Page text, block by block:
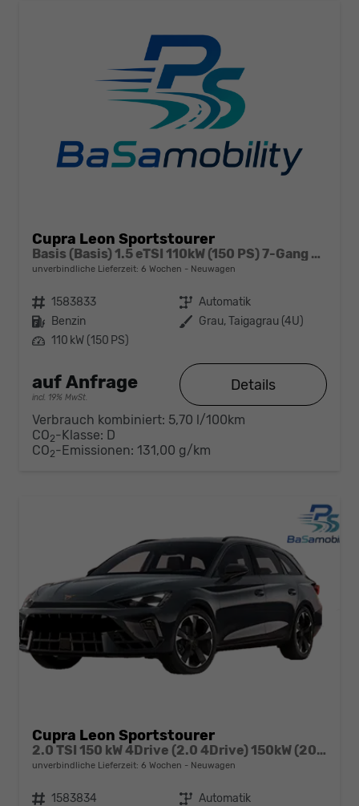
Cupra Leon Sportstourer
Basis (Basis) 1.5 eTSI 110kW (150 PS) 7-Gang DSG
unverbindliche Lieferzeit: 6 Wochen Neuwagen
Fahrzeugnr. 1583833 Getriebe Automatik
Kraftstoff Benzin Außenfarbe Grau, Taigagrau (4U)
Leistung 110 kW (150 PS)
auf Anfrage
incl. 19% MwSt.
Details
Verbrauch kombiniert: 5,70 l/100km
CO2-Klasse: D
CO2-Emissionen: 131,00 g/km
Cupra Leon Sportstourer
2.0 TSI 150 kW 4Drive (2.0 4Drive) 150kW (204 PS) 7-Gang-DSG
unverbindliche Lieferzeit: 6 Wochen Neuwagen
Fahrzeugnr. 1583834 Getriebe Automatik